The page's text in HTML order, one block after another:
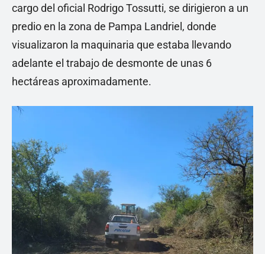
cargo del oficial Rodrigo Tossutti, se dirigieron a un
predio en la zona de Pampa Landriel, donde
visualizaron la maquinaria que estaba llevando
adelante el trabajo de desmonte de unas 6
hectáreas aproximadamente.